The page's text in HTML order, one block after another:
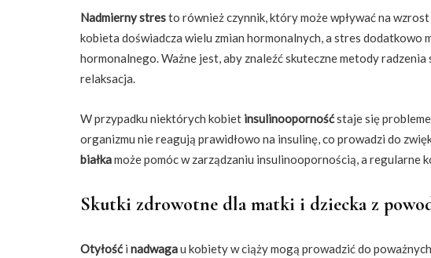
Nadmierny stresto również czynnik, który może wpływać na
kobieta doświadcza wielu zmian hormonalnych, a stres dodatkowo
hormonalnego. Ważne jest, aby znaleźć skuteczne metody
relaksacja.
W przypadku niektórych kobiet insulinoopornośćstaje się
organizmu nie reagują prawidłowo na insulinę, co prowadzi do
białkamoże pomóc w zarządzaniu insulinoopornością, a regularne
Skutki zdrowotne dla matki i dziecka z
Otyłośći nadwagau kobiety w ciąży mogą prowadzić do